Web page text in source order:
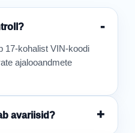
17-kohalist VIN-koodi
ajalooandmete
avariisid?